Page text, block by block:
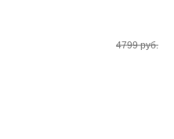
4799 руб.